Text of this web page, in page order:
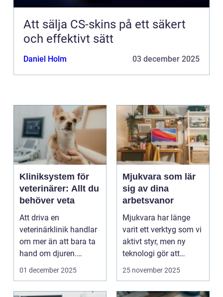
Att sälja CS-skins på ett säkert
och effektivt sätt
Daniel Holm 03 december 2025
Kliniksystem för
veterinärer: Allt du
behöver veta
Att driva en
veterinärklinik handlar
om mer än att bara ta
hand om djuren.
Administrativa ...
01 december 2025
Mjukvara som lär
sig av dina
arbetsvanor
Mjukvara har länge
varit ett verktyg som vi
aktivt styr, men ny
teknologi gör att
program ...
25 november 2025